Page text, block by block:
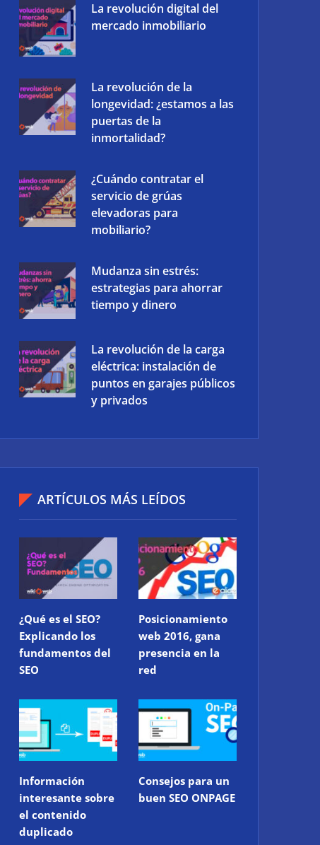
La revolución digital del
mercado inmobiliario
La revolución de la
longevidad: ¿estamos a las
puertas de la
inmortalidad?
¿Cuándo contratar el
servicio de grúas
elevadoras para
mobiliario?
Mudanza sin estrés:
estrategias para ahorrar
tiempo y dinero
La revolución de la carga
eléctrica: instalación de
puntos en garajes públicos
y privados
ARTÍCULOS MÁS LEÍDOS
¿Qué es el SEO?
Explicando los
fundamentos del
SEO
Posicionamiento
web 2016, gana
presencia en la
red
Información
interesante sobre
el contenido
duplicado
Consejos para un
buen SEO ONPAGE